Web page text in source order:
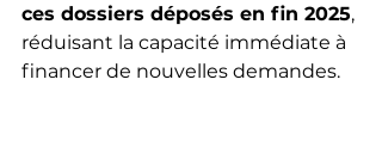
ces dossiers déposés en fin 2025,
réduisant la capacité immédiate à
financer de nouvelles demandes.